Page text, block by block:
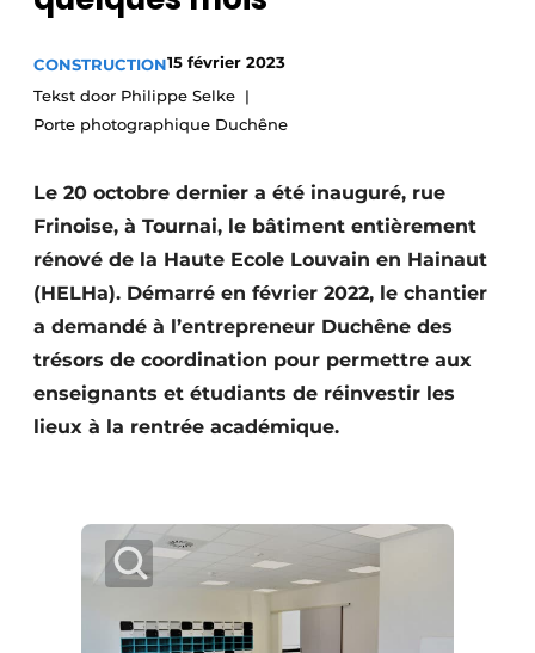
Video’s
Construction bois
Contrôle d’accès
Éclairage
Façades
Protection solaire
CONSTRUCTION15 février 2023
Tekst door Philippe Selke
Porte photographique Duchêne
Le 20 octobre dernier a été inauguré, rue
Frinoise, à Tournai, le bâtiment entièrement
rénové de la Haute Ecole Louvain en Hainaut
(HELHa). Démarré en février 2022, le chantier
a demandé à l’entrepreneur Duchêne des
trésors de coordination pour permettre aux
enseignants et étudiants de réinvestir les
lieux à la rentrée académique.